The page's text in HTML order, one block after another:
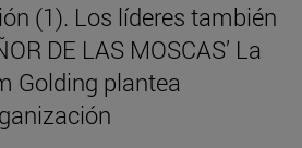
(1). Los líderes también
DE LAS MOSCAS’ La
Golding plantea